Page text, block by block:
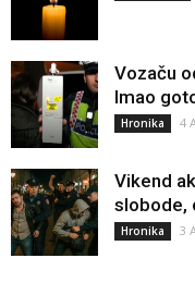
Vozaču
Imao
Hronika 4
Vikend
slobode,
Hronika 3